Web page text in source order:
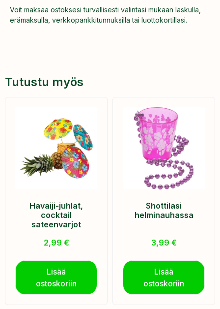
Voit maksaa ostoksesi turvallisesti valintasi mukaan laskulla,
erämaksulla, verkkopankkitunnuksilla tai luottokortillasi.
Tutustu myös
Havaiji-juhlat,
cocktail
sateenvarjot
2,99 €
Lisää
ostoskoriin
Shottilasi
helminauhassa
3,99 €
Lisää
ostoskoriin